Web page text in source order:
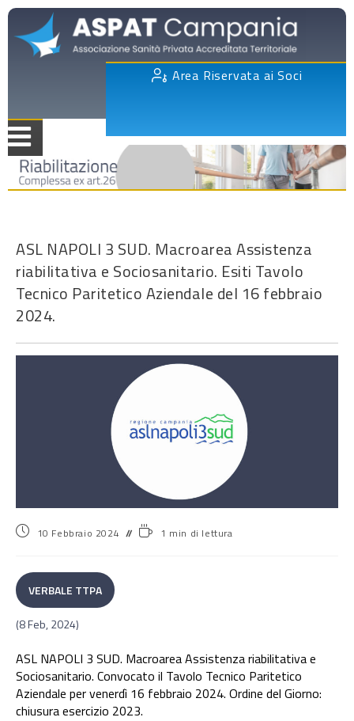
Area Riservata ai Soci
ASL NAPOLI 3 SUD. Macroarea Assistenza
riabilitativa e Sociosanitario. Esiti Tavolo
Tecnico Paritetico Aziendale del 16 febbraio
2024.
10 Febbraio 2024 1 min di lettura
VERBALE TTPA
(8 Feb, 2024)
ASL NAPOLI 3 SUD. Macroarea Assistenza riabilitativa e
Sociosanitario. Convocato il Tavolo Tecnico Paritetico
Aziendale per venerdì 16 febbraio 2024. Ordine del Giorno:
chiusura esercizio 2023.